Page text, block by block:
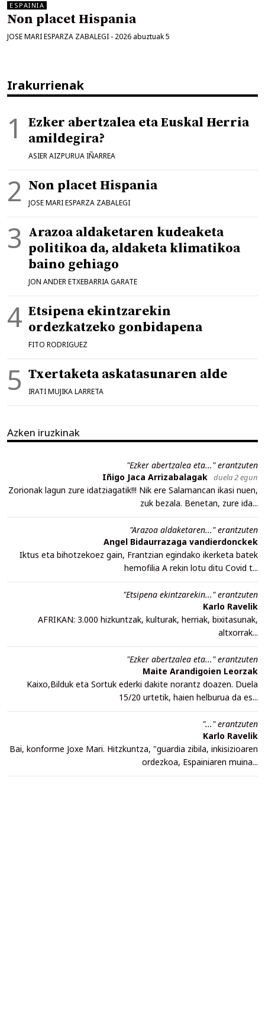
ESPAINIA
Non placet Hispania
JOSE MARI ESPARZA ZABALEGI - 2026 abuztuak 5
Irakurrienak
Ezker abertzalea eta Euskal Herria
amildegira?
ASIER AIZPURUA IÑARREA
Non placet Hispania
JOSE MARI ESPARZA ZABALEGI
Arazoa aldaketaren kudeaketa
politikoa da, aldaketa klimatikoa
baino gehiago
JON ANDER ETXEBARRIA GARATE
Etsipena ekintzarekin
ordezkatzeko gonbidapena
FITO RODRIGUEZ
Txertaketa askatasunaren alde
IRATI MUJIKA LARRETA
Azken iruzkinak
"Ezker abertzalea eta..." erantzuten
Iñigo Jaca Arrizabalagak duela 2 egun
Zorionak lagun zure idatziagatik!!! Nik ere Salamancan ikasi nuen,
zuk bezala. Benetan, zure ida...
"Arazoa aldaketaren..." erantzuten
Angel Bidaurrazaga vandierdonckek
Iktus eta bihotzekoez gain, Frantzian egindako ikerketa batek
hemofilia A rekin lotu ditu Covid t...
"Etsipena ekintzarekin..." erantzuten
Karlo Ravelik
AFRIKAN: 3.000 hizkuntzak, kulturak, herriak, bixitasunak,
altxorrak...
"Ezker abertzalea eta..." erantzuten
Maite Arandigoien Leorzak
Kaixo,Bilduk eta Sortuk ederki dakite norantz doazen. Duela
15/20 urtetik, haien helburua da es...
"..." erantzuten
Karlo Ravelik
Bai, konforme Joxe Mari. Hitzkuntza, "guardia zibila, inkisizioaren
ordezkoa, Espainiaren muina...